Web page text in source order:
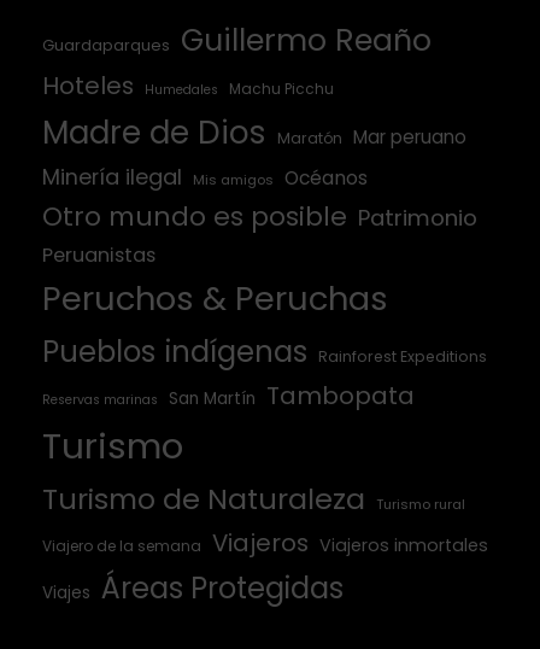
Guardaparques Guillermo Reaño
Hoteles Humedales Machu Picchu
Madre de Dios Maratón Mar peruano
Minería ilegal Mis amigos Océanos
Otro mundo es posible Patrimonio
Peruanistas
Peruchos & Peruchas
Pueblos indígenas Rainforest Expeditions
Reservas marinas San Martín Tambopata
Turismo
Turismo de Naturaleza Turismo rural
Viajero de la semana Viajeros Viajeros inmortales
Viajes Áreas Protegidas